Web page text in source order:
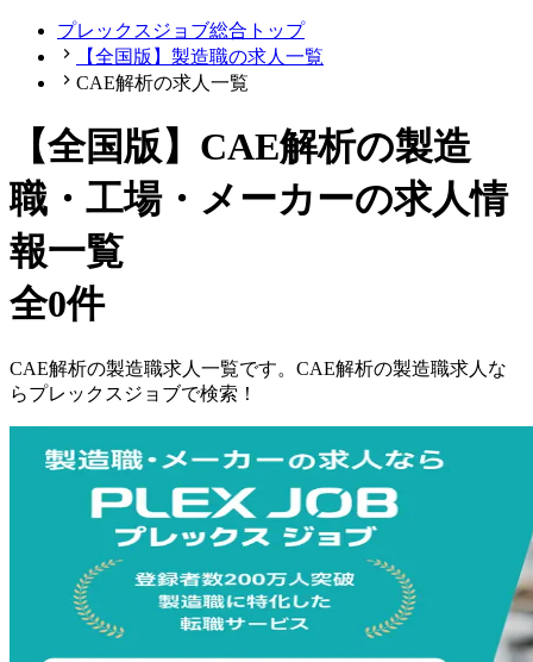
プレックスジョブ総合トップ
【全国版】製造職の求人一覧
CAE解析の求人一覧
【全国版】 CAE解析の製造
職・工場・メーカーの求人情
報一覧
全0件
CAE解析の製造職求人一覧です。 CAE解析の製造職求人な
らプレックスジョブで検索！